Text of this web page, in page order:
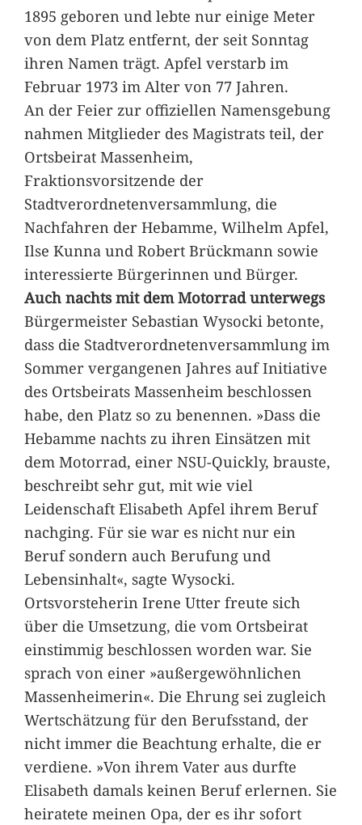
1895 geboren und lebte nur einige Meter
von dem Platz entfernt, der seit Sonntag
ihren Namen trägt. Apfel verstarb im
Februar 1973 im Alter von 77 Jahren.
An der Feier zur offiziellen Namensgebung
nahmen Mitglieder des Magistrats teil, der
Ortsbeirat Massenheim,
Fraktionsvorsitzende der
Stadtverordnetenversammlung, die
Nachfahren der Hebamme, Wilhelm Apfel,
Ilse Kunna und Robert Brückmann sowie
interessierte Bürgerinnen und Bürger.
Auch nachts mit dem Motorrad unterwegs
Bürgermeister Sebastian Wysocki betonte,
dass die Stadtverordnetenversammlung im
Sommer vergangenen Jahres auf Initiative
des Ortsbeirats Massenheim beschlossen
habe, den Platz so zu benennen. »Dass die
Hebamme nachts zu ihren Einsätzen mit
dem Motorrad, einer NSU-Quickly, brauste,
beschreibt sehr gut, mit wie viel
Leidenschaft Elisabeth Apfel ihrem Beruf
nachging. Für sie war es nicht nur ein
Beruf sondern auch Berufung und
Lebensinhalt«, sagte Wysocki.
Ortsvorsteherin Irene Utter freute sich
über die Umsetzung, die vom Ortsbeirat
einstimmig beschlossen worden war. Sie
sprach von einer »außergewöhnlichen
Massenheimerin«. Die Ehrung sei zugleich
Wertschätzung für den Berufsstand, der
nicht immer die Beachtung erhalte, die er
verdiene. »Von ihrem Vater aus durfte
Elisabeth damals keinen Beruf erlernen. Sie
heiratete meinen Opa, der es ihr sofort